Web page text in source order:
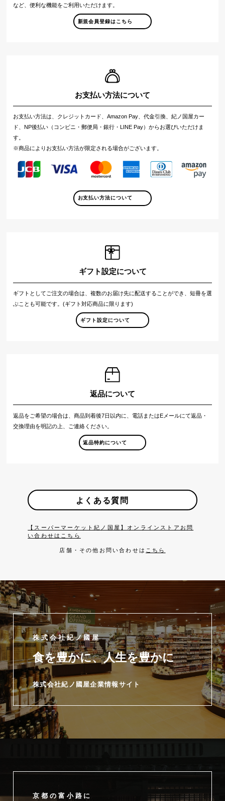
など、便利な機能をご利用いただけます。
新規会員登録はこちら
お支払い方法について
お支払い方法は、クレジットカード、Amazon Pay、代金引換、紀ノ国屋カー
ド、NP後払い（コンビニ・郵便局・銀行・LINE Pay）からお選びいただけま
す。
※商品によりお支払い方法が限定される場合がございます。
お支払い方法について
ギフト設定について
ギフトとしてご注文の場合は、複数のお届け先に配送することができ、短冊を選
ぶことも可能です。(ギフト対応商品に限ります)
ギフト設定について
返品について
返品をご希望の場合は、商品到着後7日以内に、電話またはEメールにて返品・
交換理由を明記の上、ご連絡ください。
返品特約について
よくある質問
【スーパーマーケット紀ノ国屋】オンラインストアお問
い合わせはこちら
店舗・その他お問い合わせは こちら
株式会社紀ノ國屋
食を豊かに、人生を豊かに
株式会社紀ノ國屋企業情報サイト
京都の富小路に